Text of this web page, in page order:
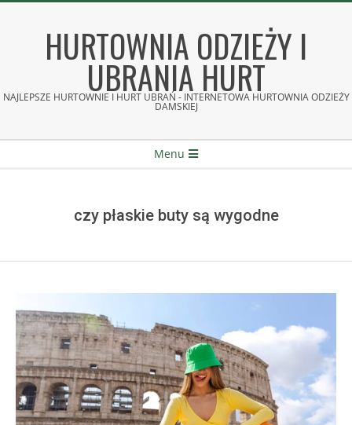
HURTOWNIA ODZIEŻY I
UBRANIA HURT
NAJLEPSZE HURTOWNIE I HURT UBRAŃ - INTERNETOWA HURTOWNIA ODZIEŻY
DAMSKIEJ
Menu
czy płaskie buty są wygodne